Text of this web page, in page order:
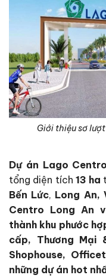
Giới thiệu sơ
Dự án Lago
tổng diện tích 13 ha
Bến Lức, Long An,
Centro Long An
thành khu phước
cấp, Thương Mại
Shophouse,
những dự án hot